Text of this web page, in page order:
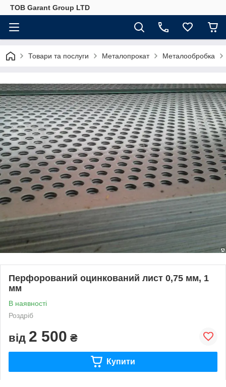
ТОВ Garant Group LTD
Товари та послуги Металопрокат Металообробка
Перфорований оцинкований лист 0,75 мм, 1
мм
В наявності
Роздріб
від 2 500 ₴
Купити